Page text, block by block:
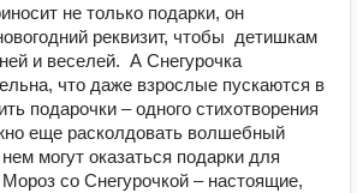
не только подарки, он
реквизит, чтобы  детишкам
и веселей.  А Снегурочка
что даже взрослые пускаются в
подарочки – одного стихотворения
еще расколдовать волшебный
могут оказаться подарки для
со Снегурочкой – настоящие,